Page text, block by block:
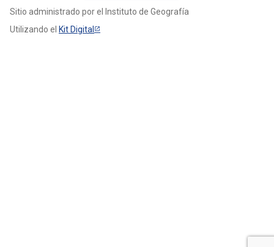
Sitio administrado por el Instituto de Geografía
Utilizando el Kit Digital